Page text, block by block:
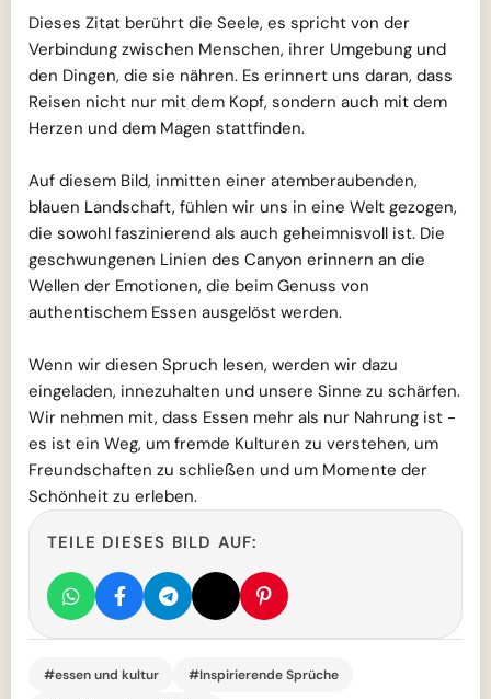
Dieses Zitat berührt die Seele, es spricht von der
Verbindung zwischen Menschen, ihrer Umgebung und
den Dingen, die sie nähren. Es erinnert uns daran, dass
Reisen nicht nur mit dem Kopf, sondern auch mit dem
Herzen und dem Magen stattfinden.
Auf diesem Bild, inmitten einer atemberaubenden,
blauen Landschaft, fühlen wir uns in eine Welt gezogen,
die sowohl faszinierend als auch geheimnisvoll ist. Die
geschwungenen Linien des Canyon erinnern an die
Wellen der Emotionen, die beim Genuss von
authentischem Essen ausgelöst werden.
Wenn wir diesen Spruch lesen, werden wir dazu
eingeladen, innezuhalten und unsere Sinne zu schärfen.
Wir nehmen mit, dass Essen mehr als nur Nahrung ist -
es ist ein Weg, um fremde Kulturen zu verstehen, um
Freundschaften zu schließen und um Momente der
Schönheit zu erleben.
TEILE DIESES BILD AUF:
#essen und kultur
#Inspirierende Sprüche